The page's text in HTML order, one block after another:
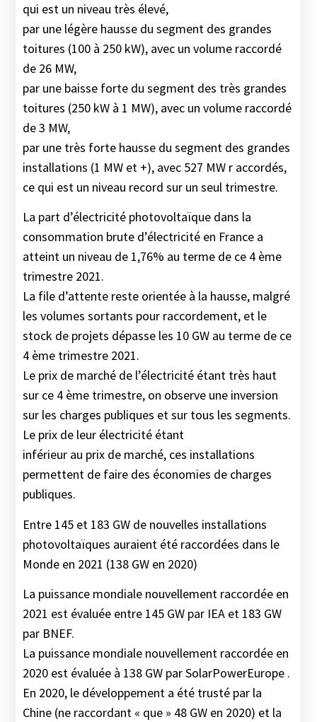
qui est un niveau très élevé,
par une légère hausse du segment des grandes
toitures (100 à 250 kW), avec un volume raccordé
de 26 MW,
par une baisse forte du segment des très grandes
toitures (250 kW à 1 MW), avec un volume raccordé
de 3 MW,
par une très forte hausse du segment des grandes
installations (1 MW et +), avec 527 MW r accordés,
ce qui est un niveau record sur un seul trimestre.
La part d’électricité photovoltaïque dans la
consommation brute d’électricité en France a
atteint un niveau de 1,76% au terme de ce 4 ème
trimestre 2021.
La file d’attente reste orientée à la hausse, malgré
les volumes sortants pour raccordement, et le
stock de projets dépasse les 10 GW au terme de ce
4 ème trimestre 2021.
Le prix de marché de l’électricité étant très haut
sur ce 4 ème trimestre, on observe une inversion
sur les charges publiques et sur tous les segments.
Le prix de leur électricité étant
inférieur au prix de marché, ces installations
permettent de faire des économies de charges
publiques.
Entre 145 et 183 GW de nouvelles installations
photovoltaïques auraient été raccordées dans le
Monde en 2021 (138 GW en 2020)
La puissance mondiale nouvellement raccordée en
2021 est évaluée entre 145 GW par IEA et 183 GW
par BNEF.
La puissance mondiale nouvellement raccordée en
2020 est évaluée à 138 GW par SolarPowerEurope .
En 2020, le développement a été trusté par la
Chine (ne raccordant « que » 48 GW en 2020) et la